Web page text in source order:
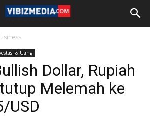
& Uang
Dollar, Rupiah
Melemah ke
USD